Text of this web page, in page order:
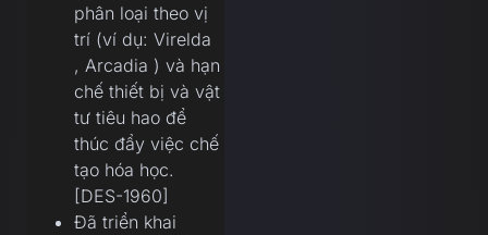
phân loại theo vị
trí (ví dụ: Virelda
, Arcadia ) và hạn
chế thiết bị và vật
tư tiêu hao để
thúc đẩy việc chế
tạo hóa học.
[DES-1960]
Đã triển khai